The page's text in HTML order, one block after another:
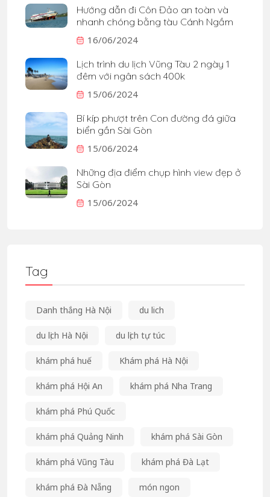
Hướng dẫn đi Côn Đảo an toàn và
nhanh chóng bằng tàu Cánh Ngầm
16/06/2024
Lịch trình du lịch Vũng Tàu 2 ngày 1
đêm với ngân sách 400k
15/06/2024
Bí kíp phượt trên Con đường đá giữa
biển gần Sài Gòn
15/06/2024
Những địa điểm chụp hình view đẹp ở
Sài Gòn
15/06/2024
Tag
Danh thắng Hà Nội du lich
du lịch Hà Nội du lịch tự túc
khám phá huế Khám phá Hà Nội
khám phá Hội An khám phá Nha Trang
khám phá Phú Quốc
khám phá Quảng Ninh khám phá Sài Gòn
khám phá Vũng Tàu khám phá Đà Lạt
khám phá Đà Nẵng món ngon